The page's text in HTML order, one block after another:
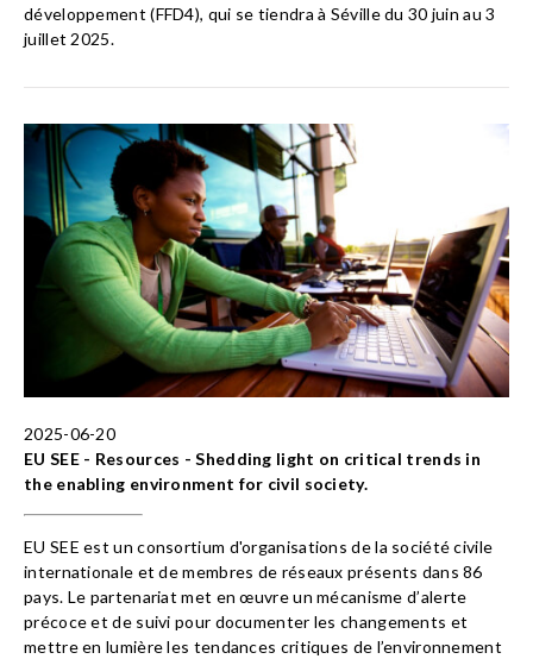
développement (FFD4), qui se tiendra à Séville du 30 juin au 3
juillet 2025.
2025-06-20
EU SEE - Resources - Shedding light on critical trends in
the enabling environment for civil society.
EU SEE est un consortium d'organisations de la société civile
internationale et de membres de réseaux présents dans 86
pays. Le partenariat met en œuvre un mécanisme d’alerte
précoce et de suivi pour documenter les changements et
mettre en lumière les tendances critiques de l’environnement